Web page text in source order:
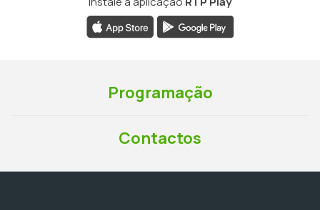
Programação
Contactos